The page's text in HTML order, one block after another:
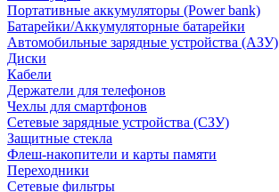
Портативные аккумуляторы (Power bank)
Батарейки/Аккумуляторные батарейки
Автомобильные зарядные устройства (АЗУ)
Диски
Кабели
Держатели для телефонов
Чехлы для смартфонов
Сетевые зарядные устройства (СЗУ)
Защитные стекла
Флеш-накопители и карты памяти
Переходники
Сетевые фильтры